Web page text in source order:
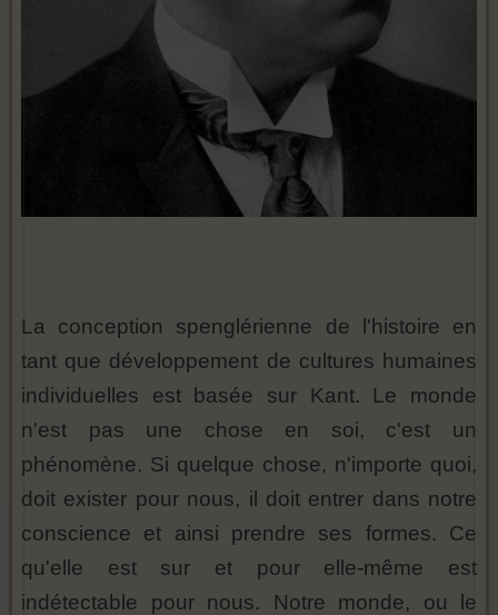
La conception spenglérienne de l'histoire en
tant que développement de cultures humaines
individuelles est basée sur Kant. Le monde
n'est pas une chose en soi, c'est un
phénomène. Si quelque chose, n'importe quoi,
doit exister pour nous, il doit entrer dans notre
conscience et ainsi prendre ses formes. Ce
qu'elle est sur et pour elle-même est
indétectable pour nous. Notre monde, ou le